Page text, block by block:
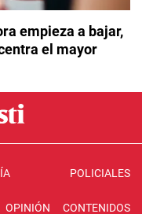
empieza a bajar,
el mayor
POLICIALES
OPINIÓN CONTENIDOS